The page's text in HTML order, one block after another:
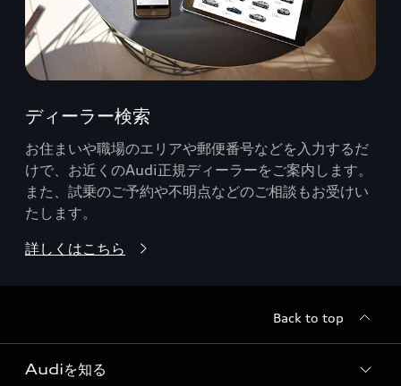
ディーラー検索
お住まいや職場のエリアや郵便番号などを入力するだ
けで、お近くのAudi正規ディーラーをご案内します。
また、試乗のご予約や不明点などのご相談もお受けい
たします。
詳しくはこちら
Back to top
Audiを知る